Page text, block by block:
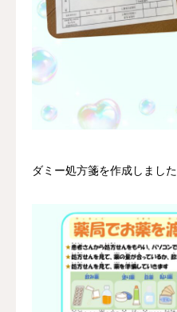
ダミー処方箋を作成しました